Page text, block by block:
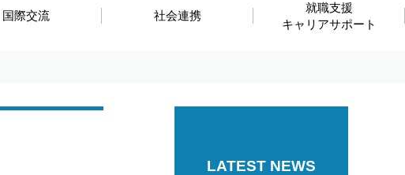
国際交流 社会連携
就職支援
キャリアサポート
LATEST NEWS